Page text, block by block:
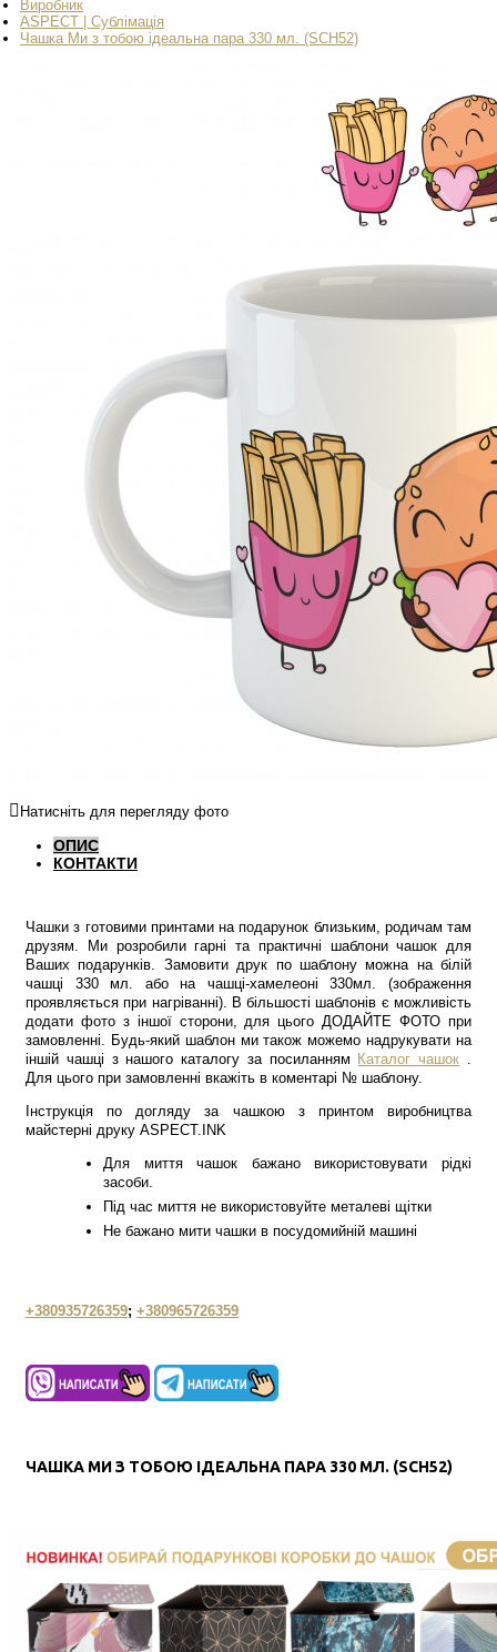
Виробник
ASPECT | Сублімація
Чашка Ми з тобою ідеальна пара 330 мл. (SCH52)
Натисніть для перегляду фото
ОПИС
КОНТАКТИ
Чашки з готовими принтами на подарунок близьким, родичам там
друзям. Ми розробили гарні та практичні шаблони чашок для
Ваших подарунків. Замовити друк по шаблону можна на білій
чашці 330 мл. або на чашці-хамелеоні 330мл. (зображення
проявляється при нагріванні). В більшості шаблонів є можливість
додати фото з іншої сторони, для цього ДОДАЙТЕ ФОТО при
замовленні. Будь-який шаблон ми також можемо надрукувати на
іншій чашці з нашого каталогу за посиланням Каталог чашок .
Для цього при замовленні вкажіть в коментарі № шаблону.
Інструкція по догляду за чашкою з принтом виробництва
майстерні друку ASPECT.INK
Для миття чашок бажано використовувати рідкі
засоби.
Під час миття не використовуйте металеві щітки
Не бажано мити чашки в посудомийній машині
+380935726359; +380965726359
ЧАШКА МИ З ТОБОЮ ІДЕАЛЬНА ПАРА 330 МЛ. (SCH52)